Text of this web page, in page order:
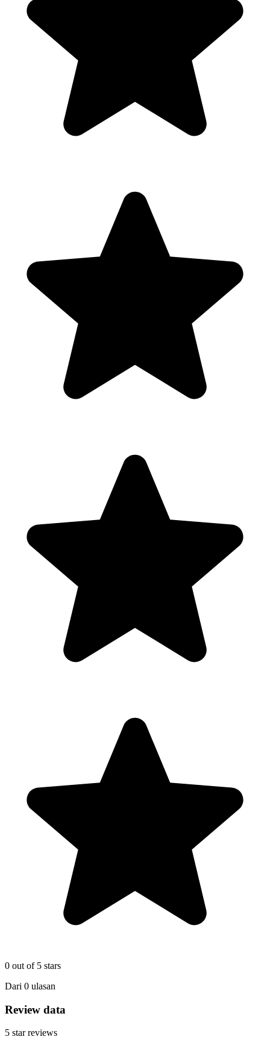
0 out of 5 stars
Dari 0 ulasan
Review data
5 star reviews